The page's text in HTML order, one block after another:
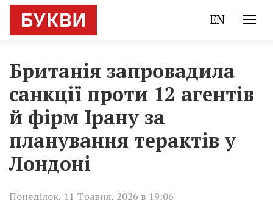
EN
Британія запровадила
санкції проти 12 агентів
й фірм Ірану за
планування терактів у
Лондоні
Понеділок, 11 Травня, 2026 в 19:06